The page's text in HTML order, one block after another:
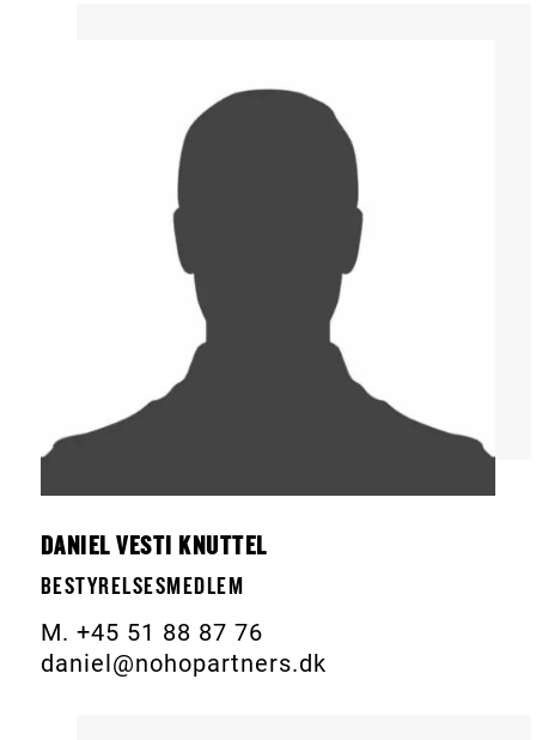
DANIEL VESTI KNUTTEL
BESTYRELSESMEDLEM
M. +45 51 88 87 76
daniel@nohopartners.dk